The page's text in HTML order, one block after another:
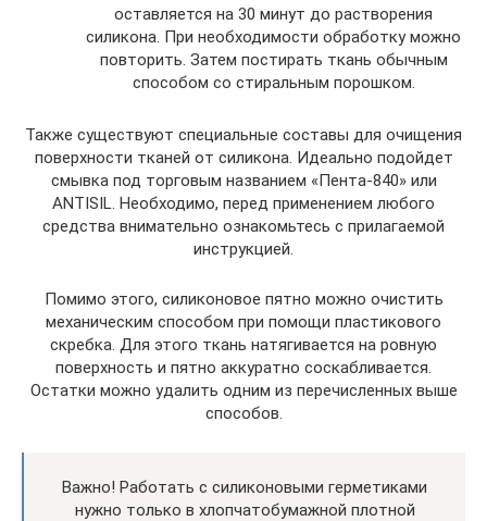
оставляется на 30 минут до растворения
силикона. При необходимости обработку можно
повторить. Затем постирать ткань обычным
способом со стиральным порошком.
Также существуют специальные составы для очищения
поверхности тканей от силикона. Идеально подойдет
смывка под торговым названием «Пента-840» или
ANTISIL. Необходимо, перед применением любого
средства внимательно ознакомьтесь с прилагаемой
инструкцией.
Помимо этого, силиконовое пятно можно очистить
механическим способом при помощи пластикового
скребка. Для этого ткань натягивается на ровную
поверхность и пятно аккуратно соскабливается.
Остатки можно удалить одним из перечисленных выше
способов.
Важно! Работать с силиконовыми герметиками
нужно только в хлопчатобумажной плотной